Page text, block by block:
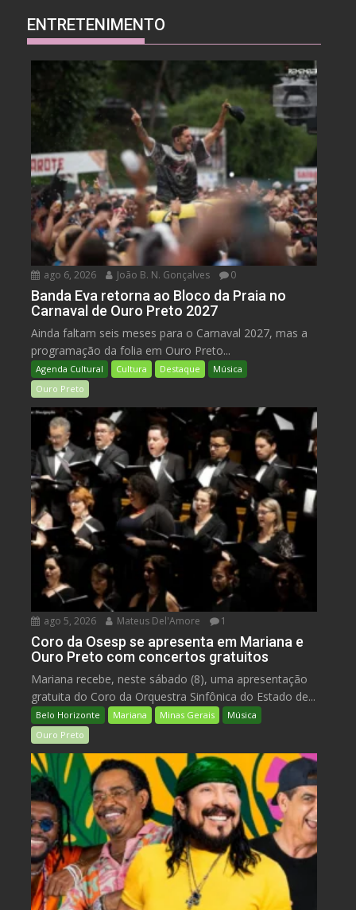
ENTRETENIMENTO
ago 6, 2026 João B. N. Gonçalves 0
Banda Eva retorna ao Bloco da Praia no
Carnaval de Ouro Preto 2027
Ainda faltam seis meses para o Carnaval 2027, mas a
programação da folia em Ouro Preto...
Agenda Cultural Cultura Destaque
Música
Ouro Preto
ago 5, 2026 Mateus Del'Amore 1
Coro da Osesp se apresenta em Mariana e
Ouro Preto com concertos gratuitos
Mariana recebe, neste sábado (8), uma apresentação
gratuita do Coro da Orquestra Sinfônica do Estado de...
Belo Horizonte Mariana Minas Gerais
Música
Ouro Preto